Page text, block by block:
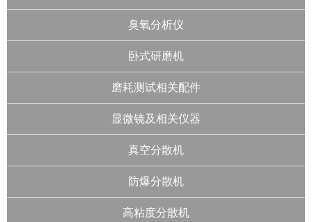
臭氧分析仪
卧式研磨机
磨耗测试相关配件
显微镜及相关仪器
真空分散机
防爆分散机
高粘度分散机